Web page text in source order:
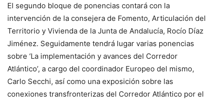
El segundo bloque de ponencias contará con la
intervención de la consejera de Fomento, Articulación del
Territorio y Vivienda de la Junta de Andalucía, Rocío Díaz
Jiménez. Seguidamente tendrá lugar varias ponencias
sobre ‘La implementación y avances del Corredor
Atlántico’, a cargo del coordinador Europeo del mismo,
Carlo Secchi, así como una exposición sobre las
conexiones transfronterizas del Corredor Atlántico por el